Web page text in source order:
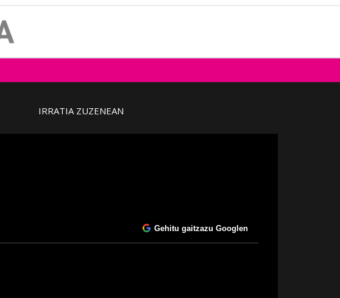
IRRATIA ZUZENEAN
Gehitu gaitzazu Googlen